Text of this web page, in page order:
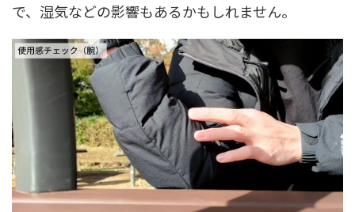
で、湿気などの影響もあるかもしれません。